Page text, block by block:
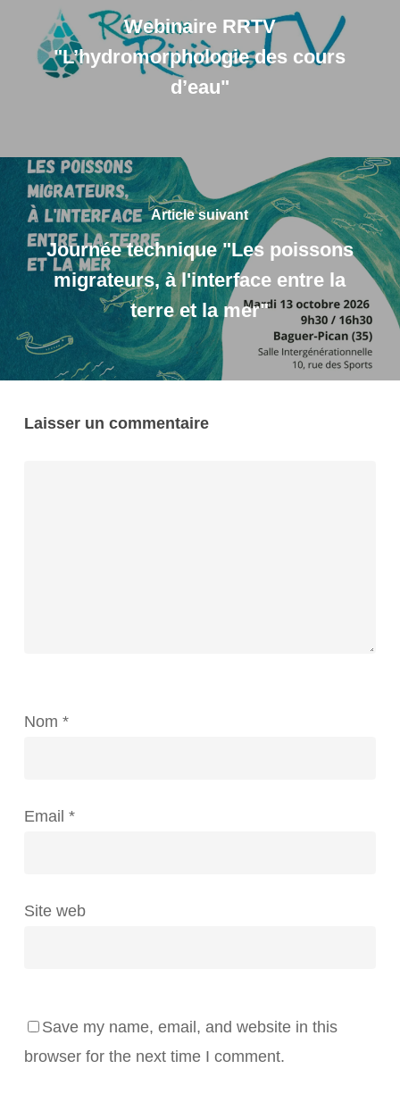
Webinaire RRTV
"L’hydromorphologie des cours
d’eau"
Article suivant
Journée technique "Les poissons
migrateurs, à l'interface entre la
terre et la mer"
Laisser un commentaire
Nom *
Email *
Site web
Save my name, email, and website in this
browser for the next time I comment.